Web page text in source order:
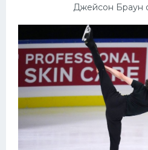
Джейсон Браун